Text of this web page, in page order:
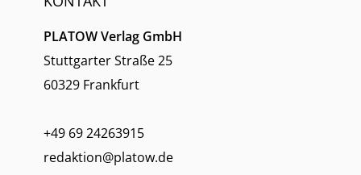
PLATOW Verlag GmbH
Stuttgarter Straße 25
60329 Frankfurt
+49 69 24263915
redaktion@platow.de